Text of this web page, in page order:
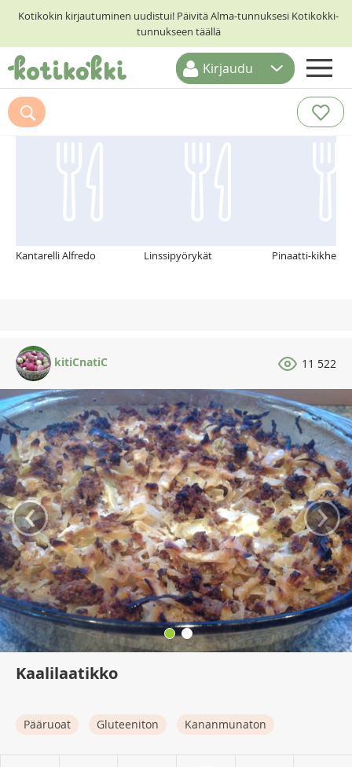
Kotikokin kirjautuminen uudistui! Päivitä Alma-tunnuksesi Kotikokki-
tunnukseen täällä
ETUSIVU
RESEPTIHAKU
Kirjaudu
Suosittelemme myös
Kantarelli Alfredo Linssipyörykät Pinaatti-
kitiCnatiC 11 522
‹ ›
Kaalilaatikko
Pääruoat Gluteeniton Kananmunaton